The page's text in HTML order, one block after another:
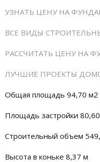
УЗНАТЬ ЦЕНУ НА
ВСЕ ВИДЫ
РАССЧИТАТЬ ЦЕНУ НА
ЛУЧШИЕ ПРОЕКТЫ
Общая площадь 94,70 м2
Площадь застройки
Строительный объем
Высота в коньке 8,37 м